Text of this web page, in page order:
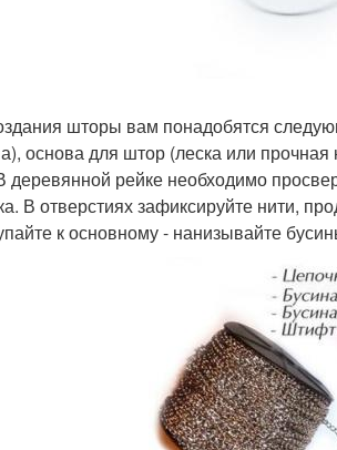
шторы вам понадобятся
основа для штор (леска или
деревянной рейке необходимо
В отверстиях зафиксируйте нити,
к основному - нанизывайте